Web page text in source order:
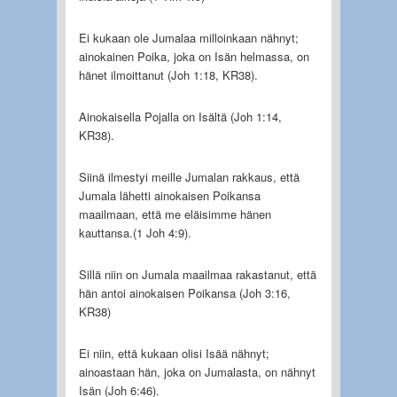
Ei kukaan ole Jumalaa milloinkaan nähnyt;
ainokainen Poika, joka on Isän helmassa, on
hänet ilmoittanut (Joh 1:18, KR38).
Ainokaisella Pojalla on Isältä (Joh 1:14,
KR38).
Siinä ilmestyi meille Jumalan rakkaus, että
Jumala lähetti ainokaisen Poikansa
maailmaan, että me eläisimme hänen
kauttansa.(1 Joh 4:9).
Sillä niin on Jumala maailmaa rakastanut, että
hän antoi ainokaisen Poikansa (Joh 3:16,
KR38)
Ei niin, että kukaan olisi Isää nähnyt;
ainoastaan hän, joka on Jumalasta, on nähnyt
Isän (Joh 6:46).